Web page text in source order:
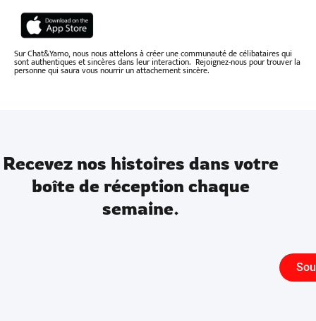
Sur Chat&Yamo, nous nous attelons à créer une communauté de célibataires qui
sont authentiques et sincères dans leur interaction. Rejoignez-nous pour trouver la
personne qui saura vous nourrir un attachement sincère.
Recevez nos histoires dans votre
boîte de réception chaque
semaine.